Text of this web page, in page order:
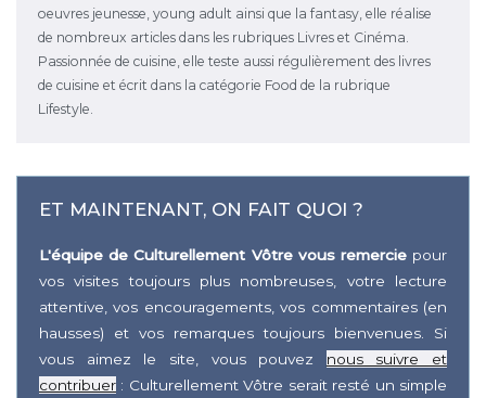
oeuvres jeunesse, young adult ainsi que la fantasy, elle réalise
de nombreux articles dans les rubriques Livres et Cinéma.
Passionnée de cuisine, elle teste aussi régulièrement des livres
de cuisine et écrit dans la catégorie Food de la rubrique
Lifestyle.
ET MAINTENANT, ON FAIT QUOI ?
L'équipe de Culturellement Vôtre vous remerciepour
vos visites toujours plus nombreuses, votre lecture
attentive, vos encouragements, vos commentaires (en
hausses) et vos remarques toujours bienvenues. Si
vous aimez le site, vous pouvez nous suivre et
contribuer : Culturellement Vôtre serait resté un simple